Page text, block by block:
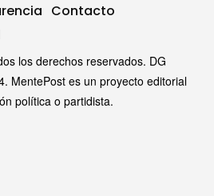
Contacto
los derechos reservados. DG
MentePost es un proyecto editorial
política o partidista.